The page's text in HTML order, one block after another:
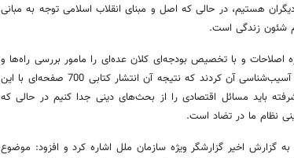
هستیم، در حالی که اصل و مبنای انقلاب اسلامی توجه به مبانی
شئون زندگی است.
اصلاحات و با تخصیص بودجه‌ای کلان عده‌ای را مامور بررسی راه‌ها و
یافتن راهکارهای پیشرفت و توسعه اقتصادی و آسیب‌شناسی آن کردند که نتیجه آن انتشار کتابی 700 صفحه‌ای با این
باید مسائل اقتصادی را از بحث‌های دینی جدا کنیم در حالی که
نظام ما در تضاد است.
گزارش اخیر گزارشگر ویژه سازمان ملل اشاره کرد و افزود: موضوع